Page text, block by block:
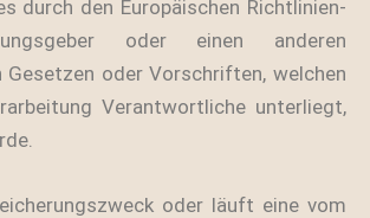
durch den Europäischen Richtlinien-
oder einen anderen
Gesetzen oder Vorschriften, welchen
Verantwortliche unterliegt,
oder läuft eine vom